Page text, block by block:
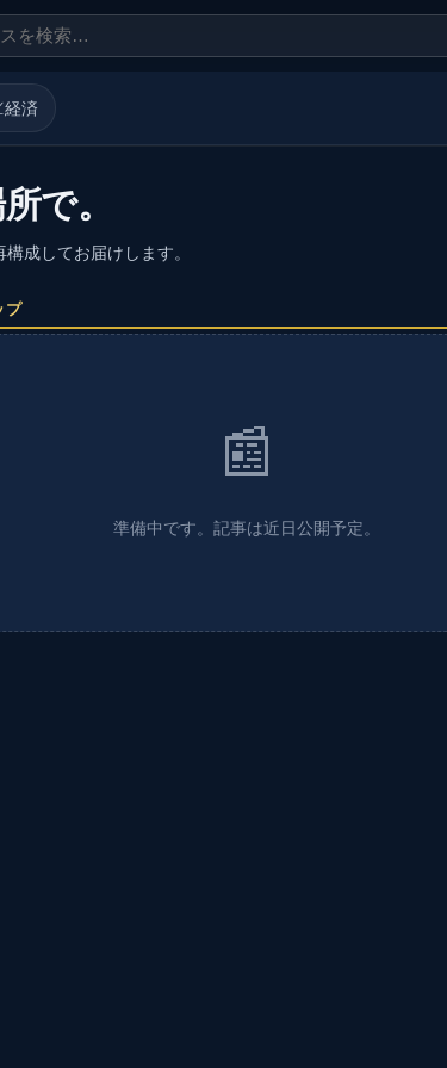
経済
で。
成してお届けします。
プ
📰
準備中です。記事は近日公開予定。